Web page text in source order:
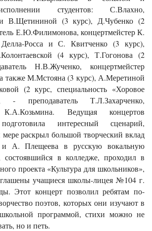
студентов: С.Влахно,
В.Щетининой (3 курс), Д.Чубенко (2
Е.Ю.Филимонова, концертмейстер К.
Росса и С. Квитченко (3 курс),
(4 курс), Т.Гогонова (2
Н.В.Жученко, концертмейстер
также М.Мстояна (3 курс), А.Меретиной
(2 курс, специальность «Хоровое
- преподаватель Т.Л.Захарченко,
К.А.Козьмина. Ведущая концертов
интересный сценарий,
раскрыл большой творческий вклад
А. Плещеева в русскую вокальную
в колледже, проходил в
проекта «Культура для школьников»,
учащиеся школы-лицея №104 г.
Этот концерт позволил ребятам по-
поэтов, которых они изучают в
программой, стихи можно не
но и петь.